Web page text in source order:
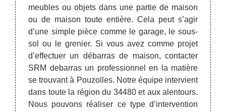
à
de
leur
à la
gros
des
de
meubles ou objets dans une partie de maison
ou de maison toute entière. Cela peut s’agir
d’une simple pièce comme le garage, le sous-
sol ou le grenier. Si vous avez comme projet
d’effectuer un débarras de maison, contacter
SRM debarras un professionnel en la matière
se trouvant à Pouzolles. Notre équipe intervient
dans toute la région du 34480 et aux alentours.
Nous pouvons réaliser ce type d’intervention
plus
sera